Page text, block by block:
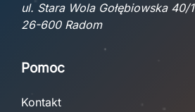
ul. Stara Wola Gołębiowska 40/1
26-600 Radom
Pomoc
Kontakt